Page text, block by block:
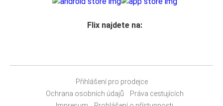
Flix najdete na:
Přihlášení pro prodejce
Ochrana osobních údajů
Práva cestujících